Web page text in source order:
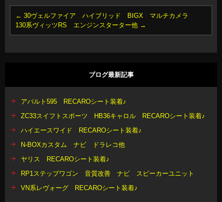
← 30ヴェルファイア ハイブリッド BIGX マルチカメラ
130系ヴィッツRS エンジンスターター他 →
ブログ最新記事
アバルト595 RECAROシート装着♪
ZC33スイフトスポーツ HB36キャロル RECAROシート装着♪
ハイエースワイド RECAROシート装着♪
N-BOXカスタム ナビ ドラレコ他
ヤリス RECAROシート装着♪
RP1ステップワゴン 音質改善 ナビ スピーカーユニット
VN系レヴォーグ RECAROシート装着♪